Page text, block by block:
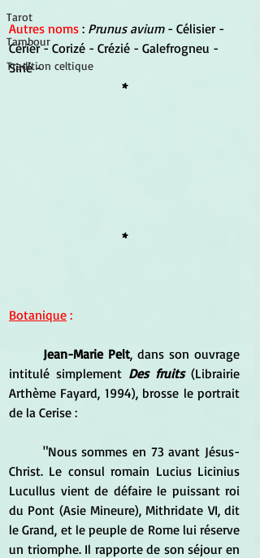
Tarot
Tambour
Tradition celtique
Autres noms : Prunus avium - Célisier -
Cérier - Corizé - Crézié - Galefrogneu -
Sirié -
*
*
Botanique :
Jean-Marie Pelt, dans son ouvrage
intitulé simplement Des fruits (Librairie
Arthème Fayard, 1994), brosse le portrait
de la Cerise :
Christ. Le consul romain Lucius Licinius
Lucullus vient de défaire le puissant roi
du Pont (Asie Mineure), Mithridate VI, dit
le Grand, et le peuple de Rome lui réserve
un triomphe. Il rapporte de son séjour en